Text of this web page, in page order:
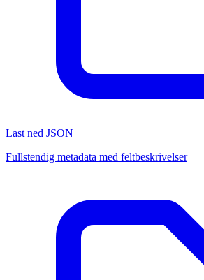
Last ned JSON
Fullstendig metadata med feltbeskrivelser